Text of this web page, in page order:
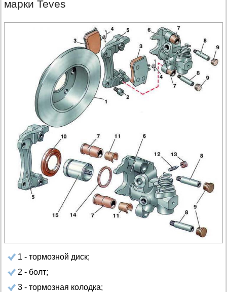
марки Teves
1 - тормозной диск;
2 - болт;
3 - тормозная колодка;